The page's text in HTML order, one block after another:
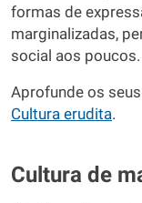
formas de
marginalizadas,
social aos poucos.
Aprofunde os
Cultura erudita.
Cultura de